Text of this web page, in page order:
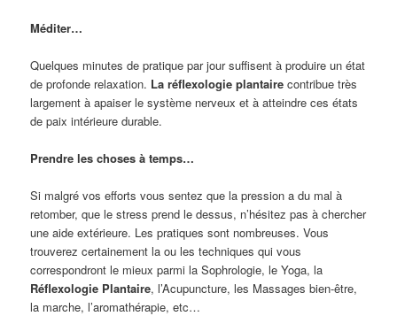
Méditer…
Quelques minutes de pratique par jour suffisent à produire un état
de profonde relaxation. Laréflexologie plantaire contribue très
largement à apaiser le système nerveux et à atteindre ces états
de paix intérieure durable.
Prendre les choses à temps…
Si malgré vos efforts vous sentez que la pression a du mal à
retomber, que le stress prend le dessus, n’hésitez pas à chercher
une aide extérieure. Les pratiques sont nombreuses. Vous
trouverez certainement la ou les techniques qui vous
correspondront le mieux parmi la Sophrologie, le Yoga, la
Réflexologie Plantaire, l’Acupuncture, les Massages bien-être,
la marche, l’aromathérapie, etc…